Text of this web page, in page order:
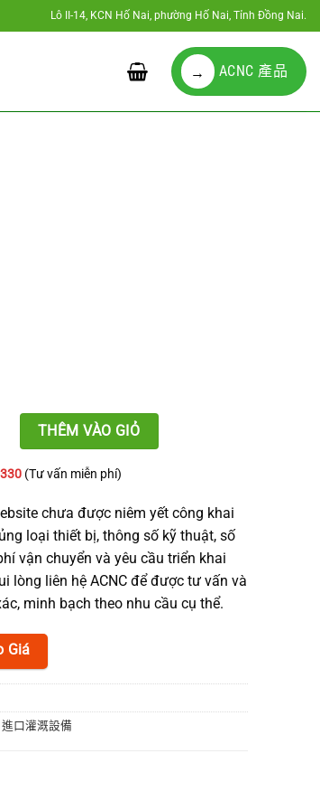
Lô II-14, KCN Hố Nai, phường Hố Nai, Tỉnh Đồng Nai.
→ ACNC 產品
THÊM VÀO GIỎ
(Tư vấn miễn phí)
chưa được niêm yết công khai
loại thiết bị, thông số kỹ thuật, số
vận chuyển và yêu cầu triển khai
lòng liên hệ ACNC để được tư vấn và
minh bạch theo nhu cầu cụ thể.
Giá
進口灌溉設備